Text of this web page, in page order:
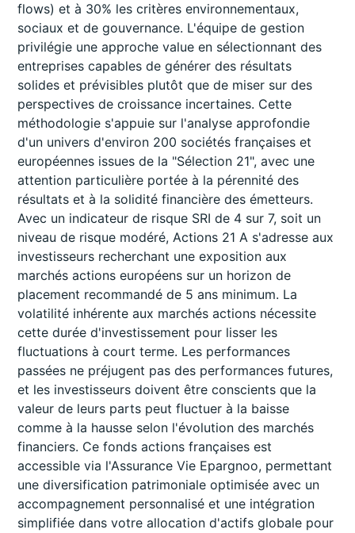
flows) et à 30% les critères environnementaux,
sociaux et de gouvernance. L'équipe de gestion
privilégie une approche value en sélectionnant des
entreprises capables de générer des résultats
solides et prévisibles plutôt que de miser sur des
perspectives de croissance incertaines. Cette
méthodologie s'appuie sur l'analyse approfondie
d'un univers d'environ 200 sociétés françaises et
européennes issues de la "Sélection 21", avec une
attention particulière portée à la pérennité des
résultats et à la solidité financière des émetteurs.
Avec un indicateur de risque SRI de 4 sur 7, soit un
niveau de risque modéré, Actions 21 A s'adresse aux
investisseurs recherchant une exposition aux
marchés actions européens sur un horizon de
placement recommandé de 5 ans minimum. La
volatilité inhérente aux marchés actions nécessite
cette durée d'investissement pour lisser les
fluctuations à court terme. Les performances
passées ne préjugent pas des performances futures,
et les investisseurs doivent être conscients que la
valeur de leurs parts peut fluctuer à la baisse
comme à la hausse selon l'évolution des marchés
financiers. Ce fonds actions françaises est
accessible via l'Assurance Vie Epargnoo, permettant
une diversification patrimoniale optimisée avec un
accompagnement personnalisé et une intégration
simplifiée dans votre allocation d'actifs globale pour